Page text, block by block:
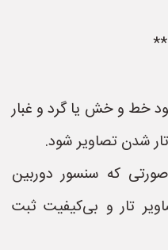
و خش یا گرد و غبار
شدن تصاویر شود.
که سنسور دوربین
تار و بی‌کیفیت ثبت